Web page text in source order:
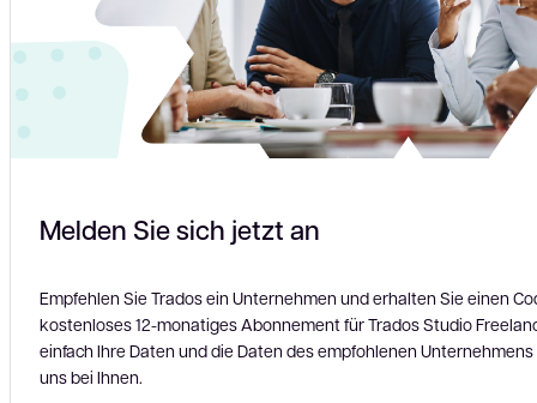
Melden Sie sich jetzt an
Empfehlen Sie Trados ein Unternehmen und erhalten Sie einen
kostenloses 12-monatiges Abonnement für Trados Studio
einfach Ihre Daten und die Daten des empfohlenen
uns bei Ihnen.